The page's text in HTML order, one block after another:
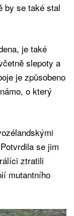
by se také stal
je také
slepoty a
je způsobeno
o který
se jim
ztratili
mutantního